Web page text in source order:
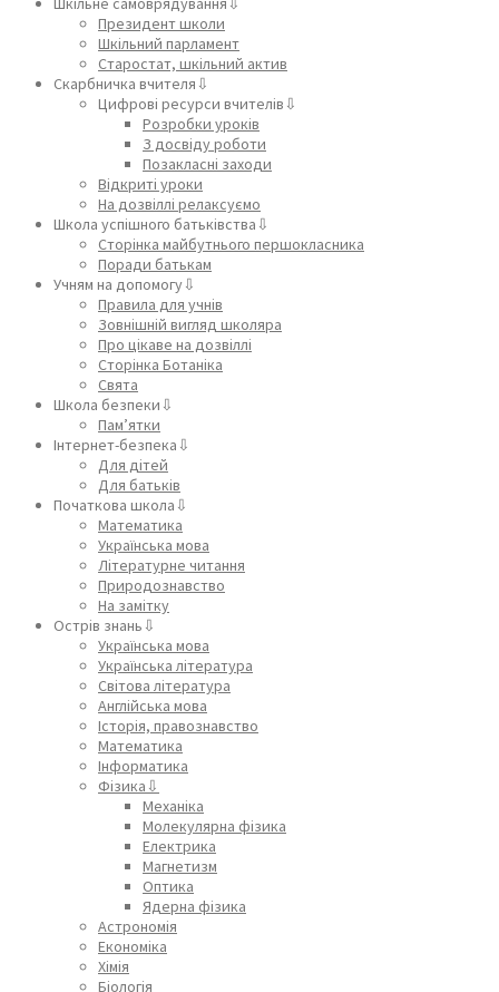
Президент школи
Шкільний парламент
Старостат, шкільний актив
Скарбничка вчителя⇩
Цифрові ресурси вчителів⇩
Розробки уроків
З досвіду роботи
Позакласні заходи
Відкриті уроки
На дозвіллі релаксуємо
Школа успішного батьківства⇩
Сторінка майбутнього першокласника
Поради батькам
Учням на допомогу⇩
Правила для учнів
Зовнішній вигляд школяра
Про цікаве на дозвіллі
Сторінка Ботаніка
Свята
Школа безпеки⇩
Пам’ятки
Інтернет-безпека⇩
Для дітей
Для батьків
Початкова школа⇩
Математика
Українська мова
Літературне читання
Природознавство
На замітку
Острів знань⇩
Українська мова
Українська література
Світова література
Англійська мова
Історія, правознавство
Математика
Інформатика
Фізика⇩
Механіка
Молекулярна фізика
Електрика
Магнетизм
Оптика
Ядерна фізика
Астрономія
Економіка
Хімія
Біологія